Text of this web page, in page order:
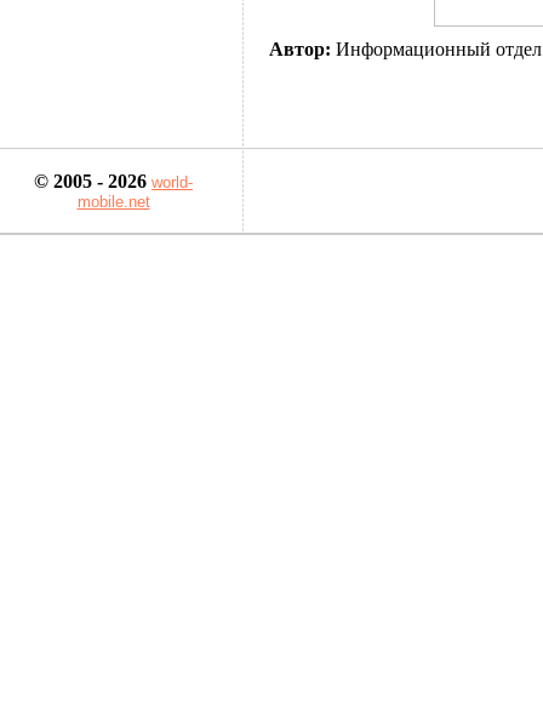
Автор: Информационный отдел
© 2005 - 2026 world-
mobile.net